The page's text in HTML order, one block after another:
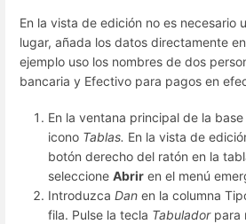
En la vista de edición no es necesario
lugar, añada los datos directamente
ejemplo uso los nombres de dos
bancaria y Efectivo para pagos en
En la ventana principal de la
icono Tablas. En la vista de
botón derecho del ratón en la
seleccione Abrir en el menú
Introduzca Dan en la columna
fila. Pulse la tecla Tabuladorpara